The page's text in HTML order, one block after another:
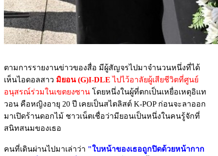
ตามการรายงานข่าวของสื่อ มีผู้สัญจรไปมาจำนวนหนึ่งที่ได้
เห็นไอดอลสาว มิยอน (G)I-DLE ไปไว้อาลัยผู้เสียชีวิตที่ศูนย์
อนุสรณ์ร่วมในเขตยงซาน โดยหนึ่งในผู้ที่ตกเป็นเหยื่อเหตุอิแท
วอน คือหญิงอายุ 20 ปี เคยเป็นสไตลิสต์ K-POP ก่อนจะลาออก
มาเปิดร้านดอกไม้ ชาวเน็ตเชื่อว่ามียอนเป็นหนึ่งในคนรู้จักที่
สนิทสนมของเธอ
คนที่เดินผ่านไปมาเล่าว่า "ใบหน้าของเธอถูกปิดด้วยหน้ากาก